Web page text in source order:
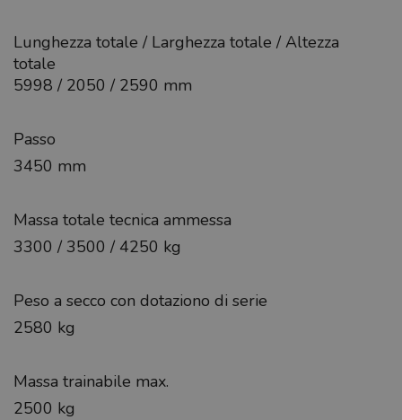
Lunghezza totale / Larghezza totale / Altezza
totale
5998 / 2050 / 2590 mm
Passo
3450 mm
Massa totale tecnica ammessa
3300 / 3500 / 4250 kg
Peso a secco con dotaziono di serie
2580 kg
Massa trainabile max.
2500 kg